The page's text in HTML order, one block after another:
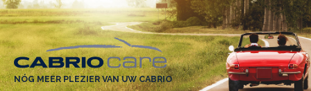
NÓG MEER PLEZIER VAN UW CABRIO